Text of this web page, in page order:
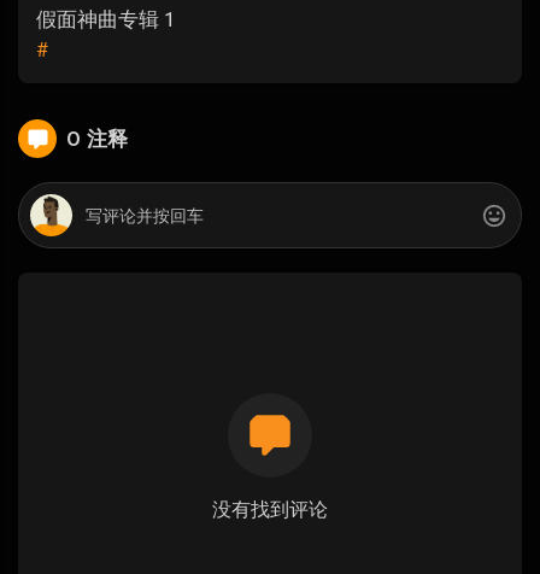
假面神曲专辑 1
#
0 注释
没有找到评论